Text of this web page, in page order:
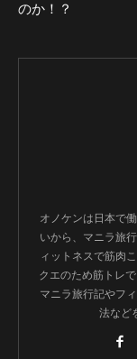
のか！？
オノケンは日本で
いから、マニラ旅
ィットネスで筋肉
クエのため筋トレ
マニラ旅行記やフ
法など